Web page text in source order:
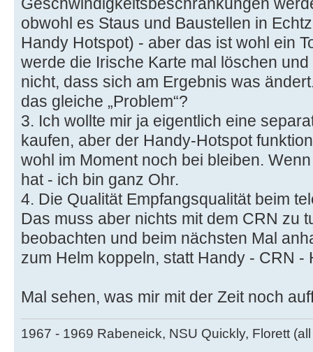
obwohl es Staus und Baustellen in
Handy Hotspot) - aber das ist wohl ein
werde die Irische Karte mal löschen
nicht, dass sich am Ergebnis was
das gleiche „Problem“?
3. Ich wollte mir ja eigentlich eine
kaufen, aber der Handy-Hotspot
wohl im Moment noch bei bleiben.
hat - ich bin ganz Ohr.
4. Die Qualität Empfangsqualität beim
Das muss aber nichts mit dem CRN zu
beobachten und beim nächsten Mal
zum Helm koppeln, statt Handy - CRN -
Mal sehen, was mir mit der Zeit noch
1967 - 1969 Rabeneick, NSU Quickly, Florett